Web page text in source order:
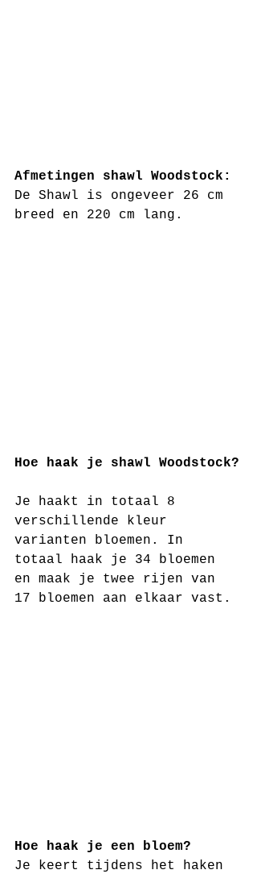
Afmetingen shawl Woodstock:
De Shawl is ongeveer 26 cm
breed en 220 cm lang.
Hoe haak je shawl Woodstock?
Je haakt in totaal 8
verschillende kleur
varianten bloemen. In
totaal haak je 34 bloemen
en maak je twee rijen van
17 bloemen aan elkaar vast.
Hoe haak je een bloem?
Je keert tijdens het haken